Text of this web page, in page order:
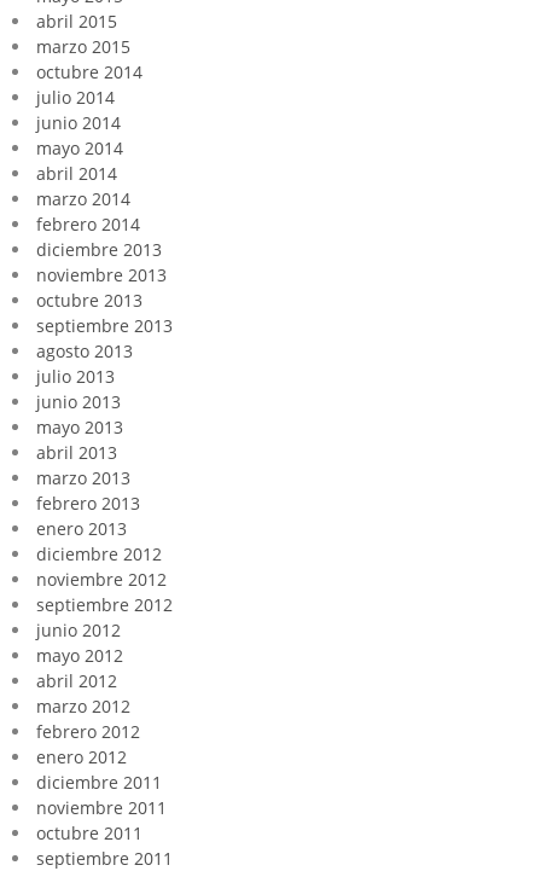
abril 2015
marzo 2015
octubre 2014
julio 2014
junio 2014
mayo 2014
abril 2014
marzo 2014
febrero 2014
diciembre 2013
noviembre 2013
octubre 2013
septiembre 2013
agosto 2013
julio 2013
junio 2013
mayo 2013
abril 2013
marzo 2013
febrero 2013
enero 2013
diciembre 2012
noviembre 2012
septiembre 2012
junio 2012
mayo 2012
abril 2012
marzo 2012
febrero 2012
enero 2012
diciembre 2011
noviembre 2011
octubre 2011
septiembre 2011